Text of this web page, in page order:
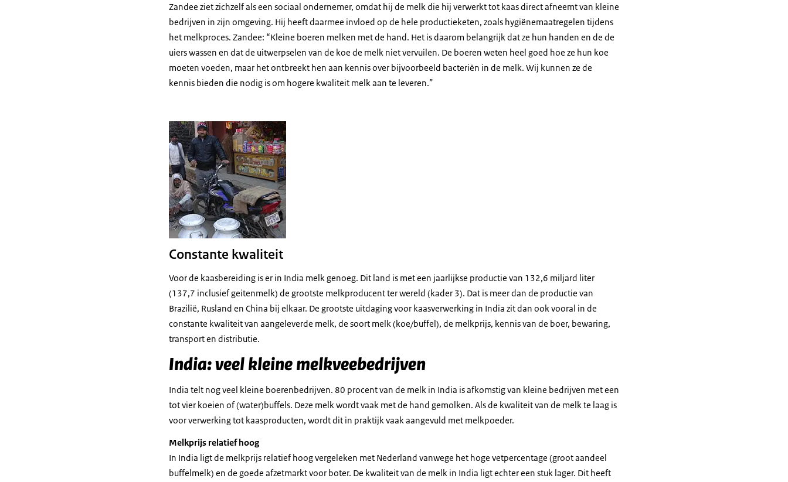
Zandee ziet zichzelf als een sociaal ondernemer, omdat hij de melk die hij verwerkt tot kaas direct afneemt van kleine
bedrijven in zijn omgeving. Hij heeft daarmee invloed op de hele productieketen, zoals hygiënemaatregelen tijdens
het melkproces. Zandee: “Kleine boeren melken met de hand. Het is daarom belangrijk dat ze hun handen en de de
uiers wassen en dat de uitwerpselen van de koe de melk niet vervuilen. De boeren weten heel goed hoe ze hun koe
moeten voeden, maar het ontbreekt hen aan kennis over bijvoorbeeld bacteriën in de melk. Wij kunnen ze de
kennis bieden die nodig is om hogere kwaliteit melk aan te leveren.”
Constante kwaliteit
Voor de kaasbereiding is er in India melk genoeg. Dit land is met een jaarlijkse productie van 132,6 miljard liter
(137,7 inclusief geitenmelk) de grootste melkproducent ter wereld (kader 3). Dat is meer dan de productie van
Brazilië, Rusland en China bij elkaar. De grootste uitdaging voor kaasverwerking in India zit dan ook vooral in de
constante kwaliteit van aangeleverde melk, de soort melk (koe/buffel), de melkprijs, kennis van de boer, bewaring,
transport en distributie.
India: veel kleine melkveebedrijven
India telt nog veel kleine boerenbedrijven. 80 procent van de melk in India is afkomstig van kleine bedrijven met een
tot vier koeien of (water)buffels. Deze melk wordt vaak met de hand gemolken. Als de kwaliteit van de melk te laag is
voor verwerking tot kaasproducten, wordt dit in praktijk vaak aangevuld met melkpoeder.
Melkprijs relatief hoog
In India ligt de melkprijs relatief hoog vergeleken met Nederland vanwege het hoge vetpercentage (groot aandeel
buffelmelk) en de goede afzetmarkt voor boter. De kwaliteit van de melk in India ligt echter een stuk lager. Dit heeft